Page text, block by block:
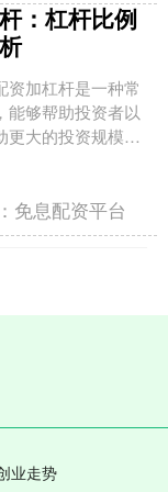
：杠杆比例
资加杠杆是一种常
能够帮助投资者以
更大的投资规模。
刃剑免息配资平
也可....
免息配资平台
业走势